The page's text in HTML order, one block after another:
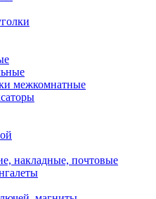
межкомнатные
накладные, почтовые